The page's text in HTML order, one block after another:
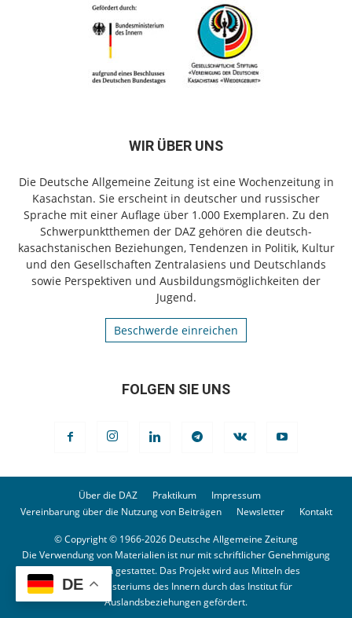
WIR ÜBER UNS
Die Deutsche Allgemeine Zeitung ist eine Wochenzeitung in
Kasachstan. Sie erscheint in deutscher und russischer
Sprache mit einer Auflage über 1.000 Exemplaren. Zu den
Schwerpunktthemen der DAZ gehören die deutsch-
kasachstanischen Beziehungen, Tendenzen in Politik, Kultur
und den Gesellschaften Zentralasiens und Deutschlands
sowie Perspektiven und Ausbildungsmöglichkeiten der
Jugend.
Beschwerde einreichen
FOLGEN SIE UNS
Über die DAZ Praktikum
Impressum
Vereinbarung über die Nutzung von Beiträgen
Newsletter Kontakt
© Copyright © 1966-2026 Deutsche Allgemeine Zeitung
Die Verwendung von Materialien ist nur mit schriftlicher Genehmigung
der Redaktion gestattet. Das Projekt wird aus Mitteln des
Bundesministeriums des Innern durch das Institut für
Auslandsbeziehungen gefördert.
DE